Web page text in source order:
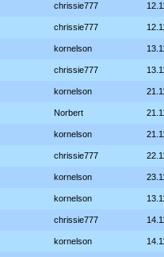
chrissie777
chrissie777
kornelson
chrissie777
kornelson
Norbert
kornelson
chrissie777
kornelson
kornelson
chrissie777
kornelson